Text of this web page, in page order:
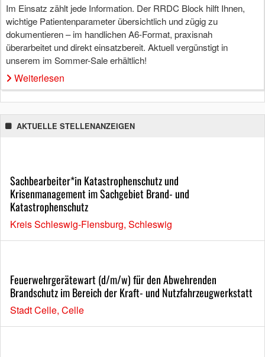
Im Einsatz zählt jede Information. Der RRDC Block hilft Ihnen,
wichtige Patientenparameter übersichtlich und zügig zu
dokumentieren – im handlichen A6-Format, praxisnah
überarbeitet und direkt einsatzbereit. Aktuell vergünstigt in
unserem im Sommer-Sale erhältlich!
Weiterlesen
AKTUELLE STELLENANZEIGEN
Sachbearbeiter*in Katastrophenschutz und
Krisenmanagement im Sachgebiet Brand- und
Katastrophenschutz
Kreis Schleswig-Flensburg, Schleswig
Feuerwehrgerätewart (d/m/w) für den Abwehrenden
Brandschutz im Bereich der Kraft- und Nutzfahrzeugwerkstatt
Stadt Celle, Celle